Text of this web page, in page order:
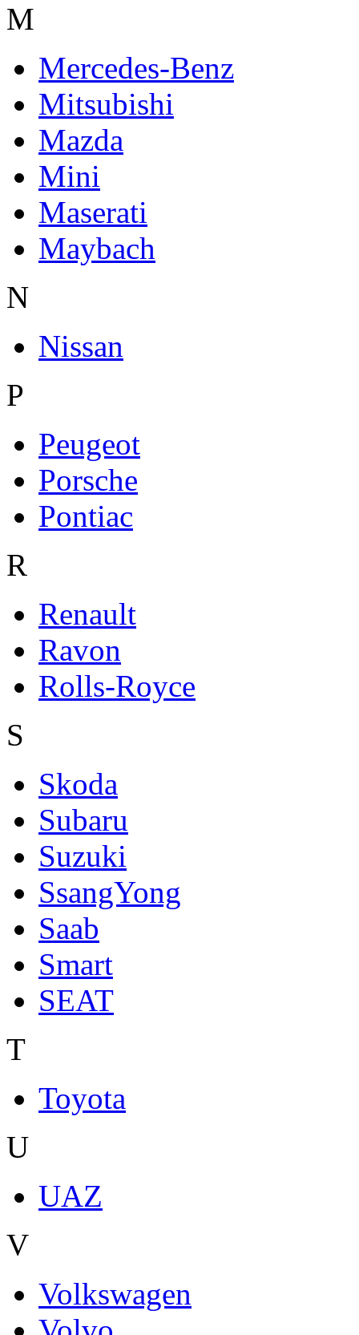
M
Mercedes-Benz
Mitsubishi
Mazda
Mini
Maserati
Maybach
N
Nissan
P
Peugeot
Porsche
Pontiac
R
Renault
Ravon
Rolls-Royce
S
Skoda
Subaru
Suzuki
SsangYong
Saab
Smart
SEAT
T
Toyota
U
UAZ
V
Volkswagen